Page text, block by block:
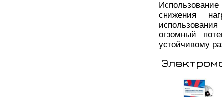
снижения
огромный
устойчивому